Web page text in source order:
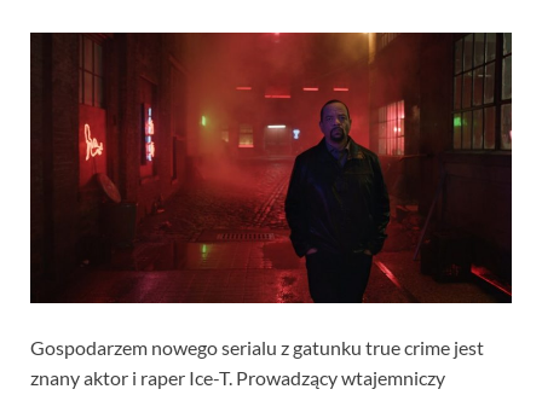
Gospodarzem nowego serialu z gatunku true crime jest
znany aktor i raper Ice-T. Prowadzący wtajemniczy